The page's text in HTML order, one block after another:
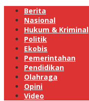
Berita
Nasional
Hukum & Kriminal
Politik
Ekobis
Pemerintahan
Pendidikan
Olahraga
Opini
Video